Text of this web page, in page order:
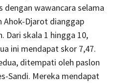
wawancara selama
Ahok-Djarot dianggap
Dari skala 1 hingga 10,
ini mendapat skor 7,47.
ditempati oleh paslon
Sandi. Mereka mendapat